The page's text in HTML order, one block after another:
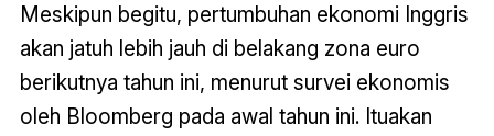
Meskipun begitu, pertumbuhan ekonomi Inggris
akan jatuh lebih jauh di belakang zona euro
berikutnya tahun ini, menurut survei ekonomis
oleh Bloomberg pada awal tahun ini. Ituakan